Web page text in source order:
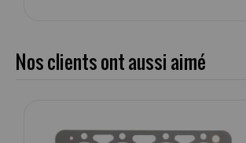
Nos clients ont aussi aimé